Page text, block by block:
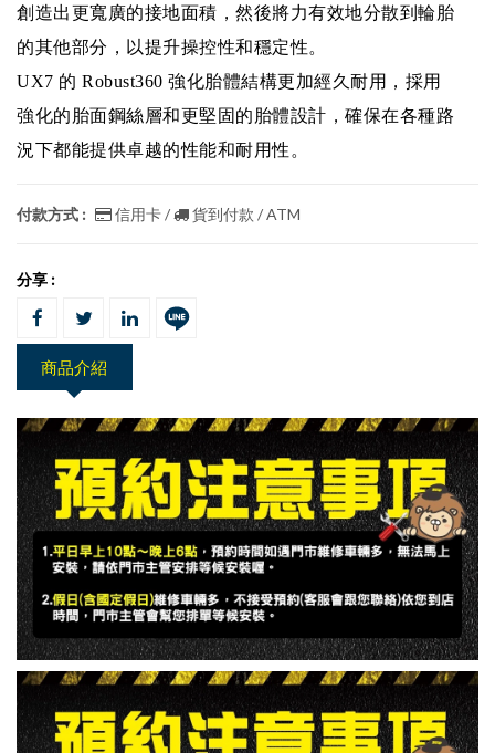
創造出更寬廣的接地面積，然後將力有效地分散到輪胎
的其他部分，以提升操控性和穩定性。
UX7 的 Robust360 強化胎體結構更加經久耐用，採用
強化的胎面鋼絲層和更堅固的胎體設計，確保在各種路
況下都能提供卓越的性能和耐用性。
付款方式 : 信用卡 / 貨到付款 / ATM
分享 :
商品介紹